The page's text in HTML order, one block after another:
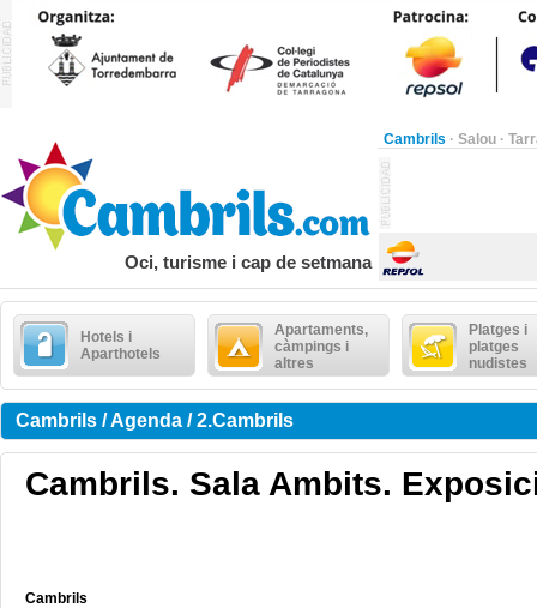
Cambrils · Salou ·
Oci, turisme i cap de setmana
Hotels i
Aparthotels
Apartaments,
càmpings i
altres
Platges i
platges
nudistes
Cambrils / Agenda / 2.Cambrils
Cambrils. Sala Ambits.
Cambrils